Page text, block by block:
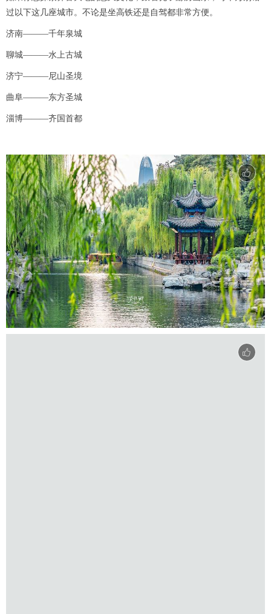
过以下这几座城市。不论是坐高铁还是自驾都非常方便。
济南———千年泉城
聊城———水上古城
济宁———尼山圣境
曲阜———东方圣城
淄博———齐国首都